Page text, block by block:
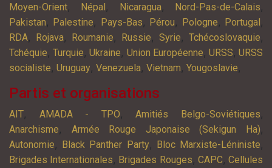
Moyen-Orient, Népal , Nicaragua, Nord-Pas-de-Calais,
Pakistan, Palestine, Pays-Bas, Pérou, Pologne, Portugal ,
RDA, Rojava, Roumanie, Russie, Syrie, Tchécoslovaquie,
Tchéquie,Turquie,Ukraine, Union Européenne, URSS,URSS
socialiste, Uruguay, Venezuela, Vietnam, Yougoslavie,
Partis et organisations
AIT, AMADA - TPO,Amitiés Belgo-Soviétiques,
Anarchisme, Armée Rouge Japonaise (Sekigun Ha),
Autonomie, Black Panther Party, Bloc Marxiste-Léniniste,
Brigades Internationales, Brigades Rouges, CAPC,Cellules